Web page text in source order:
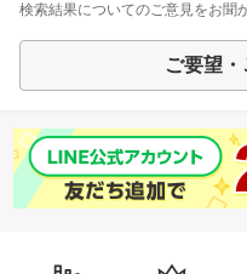
検索結果についてのご意見をお聞
ご要望